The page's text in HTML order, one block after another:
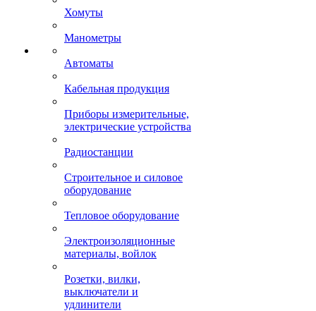
Хомуты
Манометры
Автоматы
Кабельная продукция
Приборы измерительные,
электрические устройства
Радиостанции
Строительное и силовое
оборудование
Тепловое оборудование
Электроизоляционные
материалы, войлок
Розетки, вилки,
выключатели и
удлинители